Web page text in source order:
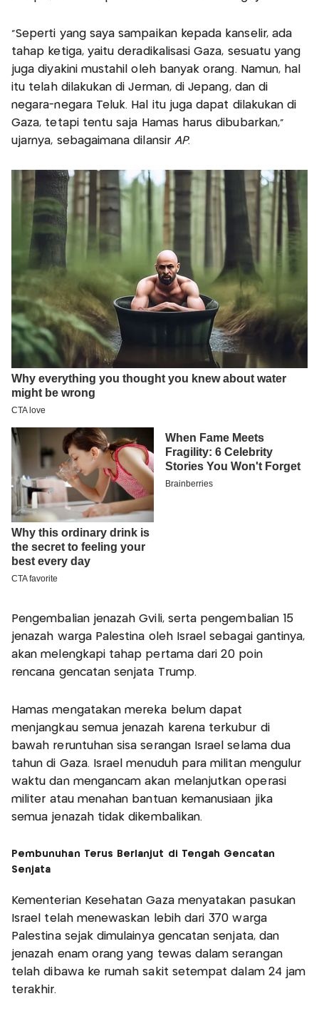
“Seperti yang saya sampaikan kepada kanselir, ada
tahap ketiga, yaitu deradikalisasi Gaza, sesuatu yang
juga diyakini mustahil oleh banyak orang. Namun, hal
itu telah dilakukan di Jerman, di Jepang, dan di
negara-negara Teluk. Hal itu juga dapat dilakukan di
Gaza, tetapi tentu saja Hamas harus dibubarkan,”
ujarnya, sebagaimana dilansir AP.
Pengembalian jenazah Gvili, serta pengembalian 15
jenazah warga Palestina oleh Israel sebagai gantinya,
akan melengkapi tahap pertama dari 20 poin
rencana gencatan senjata Trump.
Hamas mengatakan mereka belum dapat
menjangkau semua jenazah karena terkubur di
bawah reruntuhan sisa serangan Israel selama dua
tahun di Gaza. Israel menuduh para militan mengulur
waktu dan mengancam akan melanjutkan operasi
militer atau menahan bantuan kemanusiaan jika
semua jenazah tidak dikembalikan.
Pembunuhan Terus Berlanjut di Tengah Gencatan
Senjata
Kementerian Kesehatan Gaza menyatakan pasukan
Israel telah menewaskan lebih dari 370 warga
Palestina sejak dimulainya gencatan senjata, dan
jenazah enam orang yang tewas dalam serangan
telah dibawa ke rumah sakit setempat dalam 24 jam
terakhir.